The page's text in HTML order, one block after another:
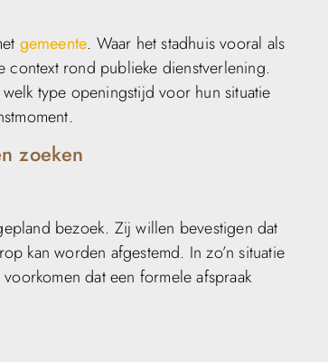
gemeente. Waar het stadhuis vooral als
rond publieke dienstverlening.
type openingstijd voor hun situatie
zoeken
bezoek. Zij willen bevestigen dat
kan worden afgestemd. In zo’n situatie
dat een formele afspraak